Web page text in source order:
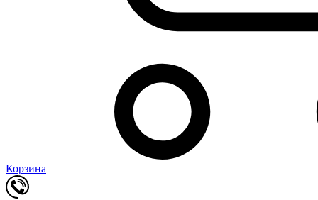
Корзина